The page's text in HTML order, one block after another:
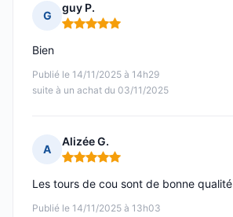
G
guy P.
Note : 5 sur 5
Publié le 14/11/2025 à 14h29
suite à un achat du 03/11/2025
Bien
A
Alizée G.
Note : 5 sur 5
Publié le 14/11/2025 à 13h03
Les tours de cou sont de bonne qualité